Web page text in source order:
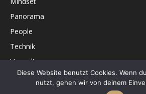
Panorama
People
Technik
Umwelt
Unterhaltung
Diese Website benutzt Cookies. Wenn
nutzt, gehen wir von deinem